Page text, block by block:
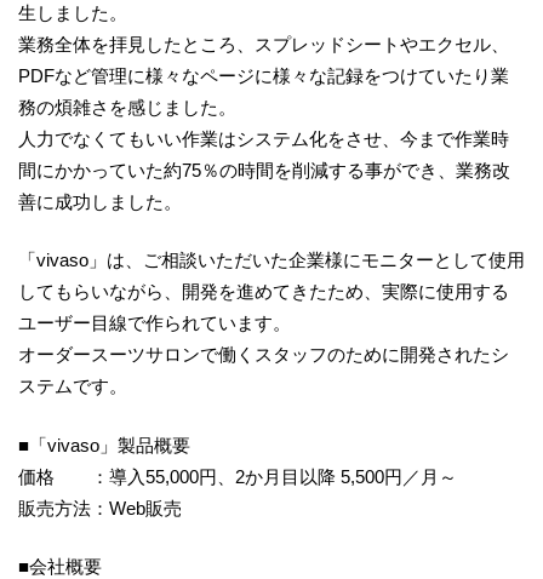
生しました。
業務全体を拝見したところ、スプレッドシートやエクセル、
PDFなど管理に様々なページに様々な記録をつけていたり業
務の煩雑さを感じました。
人力でなくてもいい作業はシステム化をさせ、今まで作業時
間にかかっていた約75％の時間を削減する事ができ、業務改
善に成功しました。
「vivaso」は、ご相談いただいた企業様にモニターとして使用
してもらいながら、開発を進めてきたため、実際に使用する
ユーザー目線で作られています。
オーダースーツサロンで働くスタッフのために開発されたシ
ステムです。
■「vivaso」製品概要
価格 ：導入55,000円、2か月目以降 5,500円／月～
販売方法：Web販売
■会社概要